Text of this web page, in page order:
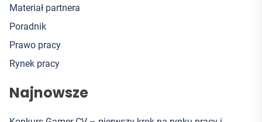
Materiał partnera
Poradnik
Prawo pracy
Rynek pracy
Najnowsze